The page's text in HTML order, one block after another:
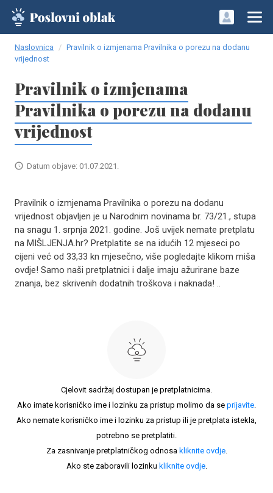
Naslovnica
Pravilnik o izmjenama Pravilnika o porezu na dodanu
vrijednost
Pravilnik o izmjenama
Pravilnika o porezu na dodanu
vrijednost
Datum objave: 01.07.2021.
Pravilnik o izmjenama Pravilnika o porezu na dodanu
vrijednost objavljen je u Narodnim novinama br. 73/21., stupa
na snagu 1. srpnja 2021. godine. Još uvijek nemate pretplatu
na MIŠLJENJA.hr? Pretplatite se na idućih 12 mjeseci po
cijeni već od 33,33 kn mjesečno, više pogledajte klikom miša
ovdje! Samo naši pretplatnici i dalje imaju ažurirane baze
znanja, bez skrivenih dodatnih troškova i naknada! ..
Cjelovit sadržaj dostupan je pretplatnicima.
Ako imate korisničko ime i lozinku za pristup molimo da se prijavite.
Ako nemate korisničko ime i lozinku za pristup ili je pretplata istekla,
potrebno se pretplatiti.
Za zasnivanje pretplatničkog odnosa kliknite ovdje.
Ako ste zaboravili lozinku kliknite ovdje.